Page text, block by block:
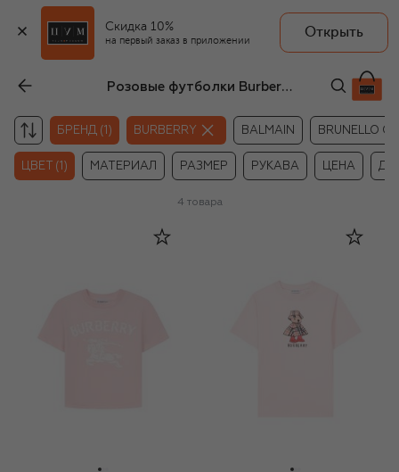
Скидка 10%
на первый заказ в приложении
Открыть
Розовые футболки Burberry для девочек
БРЕНД (1) BURBERRY BALMAIN BRUNELLO
ЦВЕТ (1) МАТЕРИАЛ РАЗМЕР РУКАВА ЦЕНА
4 товара